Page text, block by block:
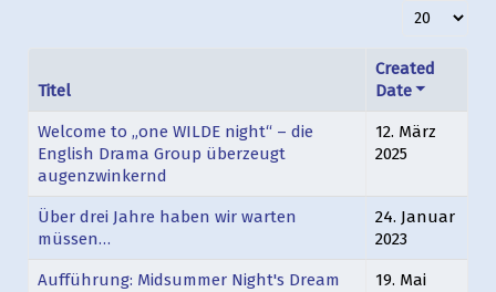
Anzeige #
Titel
Created
Date
Welcome to „one WILDE night“ – die
English Drama Group überzeugt
augenzwinkernd
12. März
2025
Über drei Jahre haben wir warten
müssen…
24. Januar
2023
Aufführung: Midsummer Night's Dream
19. Mai